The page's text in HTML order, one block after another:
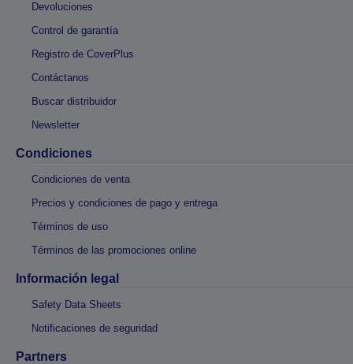
Devoluciones
Control de garantía
Registro de CoverPlus
Contáctanos
Buscar distribuidor
Newsletter
Condiciones
Condiciones de venta
Precios y condiciones de pago y entrega
Términos de uso
Términos de las promociones online
Información legal
Safety Data Sheets
Notificaciones de seguridad
Partners